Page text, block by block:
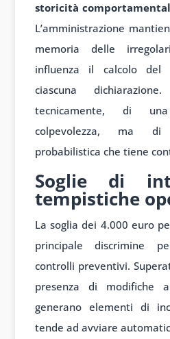
storicità
L’amministrazione
memoria delle
influenza il calcolo del
ciascuna
tecnicamente, di
colpevolezza, ma di
probabilistica che tiene
Soglie di
tempistiche
La soglia dei 4.000 euro
principale discrimine
controlli preventivi.
presenza di modifiche
generano elementi di
tende ad avviare